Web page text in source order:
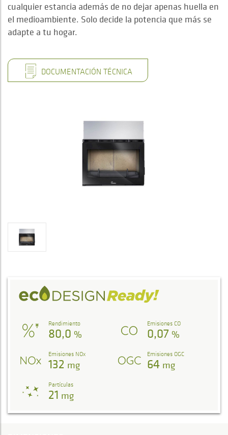
cualquier estancia además de no dejar apenas huella en
el medioambiente. Solo decide la potencia que más se
adapte a tu hogar.
DOCUMENTACIÓN TÉCNICA
Rendimiento
80,0 %
Emisiones CO
0,07 %
Emisiones NOx
132 mg
Emisiones OGC
64 mg
Partículas
21 mg